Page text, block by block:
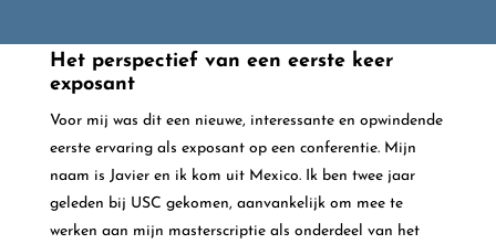
Het perspectief van een eerste keer
exposant
Voor mij was dit een nieuwe, interessante en opwindende
eerste ervaring als exposant op een conferentie. Mijn
naam is Javier en ik kom uit Mexico. Ik ben twee jaar
geleden bij USC gekomen, aanvankelijk om mee te
werken aan mijn masterscriptie als onderdeel van het